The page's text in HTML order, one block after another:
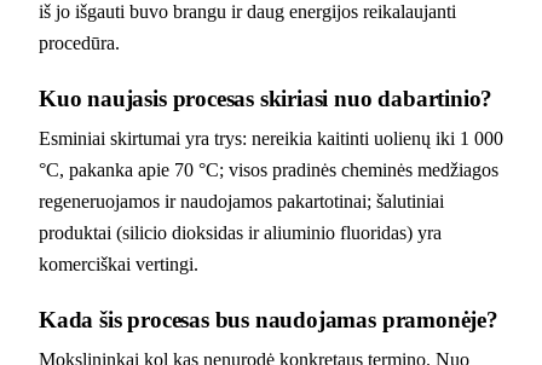
iš jo išgauti buvo brangu ir daug energijos reikalaujanti
procedūra.
Kuo naujasis procesas skiriasi nuo dabartinio?
Esminiai skirtumai yra trys: nereikia kaitinti uolienų iki 1 000
°C, pakanka apie 70 °C; visos pradinės cheminės medžiagos
regeneruojamos ir naudojamos pakartotinai; šalutiniai
produktai (silicio dioksidas ir aliuminio fluoridas) yra
komerciškai vertingi.
Kada šis procesas bus naudojamas pramonėje?
Mokslininkai kol kas nenurodė konkretaus termino. Nuo